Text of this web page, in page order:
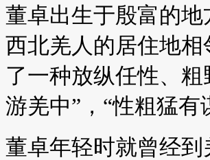
董卓出生于殷富的
西北羌人的居住地
了一种放纵任性、
游羌中”，“性粗猛有
董卓年轻时就曾经